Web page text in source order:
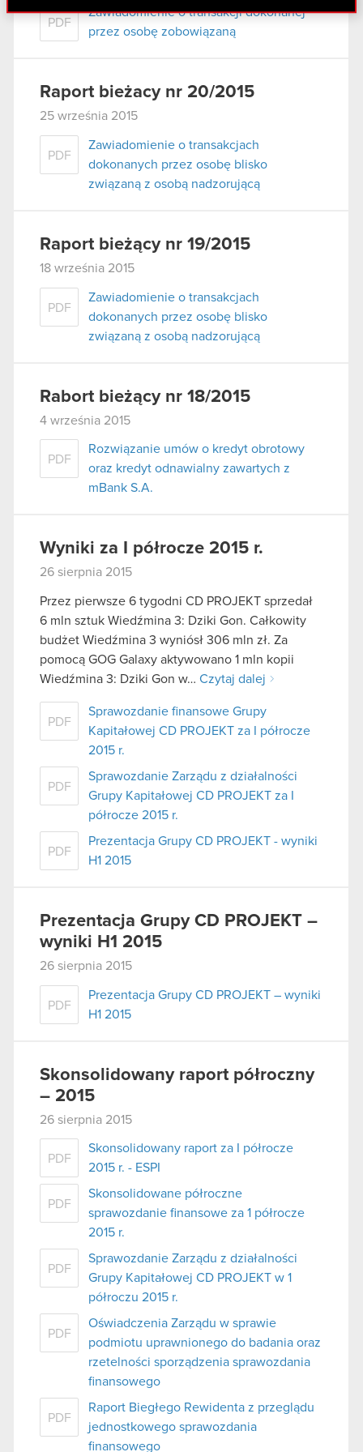
danymi otrzymanymi od Ciebie lub uzyskanymi
podczas korzystania z ich usług. Kontynuując
PDF
Zawiadomienie o transakcji dokonanej
przez osobę zobowiązaną
Raport bieżacy nr 20/2015
25 września 2015
PDF
Zawiadomienie o transakcjach
dokonanych przez osobę blisko
związaną z osobą nadzorującą
Raport bieżący nr 19/2015
18 września 2015
PDF
Zawiadomienie o transakcjach
dokonanych przez osobę blisko
związaną z osobą nadzorującą
Rabort bieżący nr 18/2015
4 września 2015
PDF
Rozwiązanie umów o kredyt obrotowy
oraz kredyt odnawialny zawartych z
mBank S.A.
Wyniki za I półrocze 2015 r.
26 sierpnia 2015
Przez pierwsze 6 tygodni CD PROJEKT sprzedał
6 mln sztuk Wiedźmina 3: Dziki Gon. Całkowity
budżet Wiedźmina 3 wyniósł 306 mln zł. Za
pomocą GOG Galaxy aktywowano 1 mln kopii
Wiedźmina 3: Dziki Gon w… Czytaj dalej
PDF
Sprawozdanie finansowe Grupy
Kapitałowej CD PROJEKT za I półrocze
2015 r.
PDF
Sprawozdanie Zarządu z działalności
Grupy Kapitałowej CD PROJEKT za I
półrocze 2015 r.
PDF
Prezentacja Grupy CD PROJEKT - wyniki
H1 2015
Prezentacja Grupy CD PROJEKT –
wyniki H1 2015
26 sierpnia 2015
PDF
Prezentacja Grupy CD PROJEKT – wyniki
H1 2015
Skonsolidowany raport półroczny
– 2015
26 sierpnia 2015
PDF
Skonsolidowany raport za I półrocze
2015 r. - ESPI
PDF
Skonsolidowane półroczne
sprawozdanie finansowe za 1 półrocze
2015 r.
PDF
Sprawozdanie Zarządu z działalności
Grupy Kapitałowej CD PROJEKT w 1
półroczu 2015 r.
PDF
Oświadczenia Zarządu w sprawie
podmiotu uprawnionego do badania oraz
rzetelności sporządzenia sprawozdania
finansowego
PDF
Raport Biegłego Rewidenta z przeglądu
jednostkowego sprawozdania
finansowego